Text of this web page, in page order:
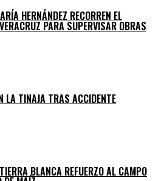
HERNÁNDEZ RECORREN EL
PARA SUPERVISAR OBRAS
LA TINAJA TRAS ACCIDENTE
BLANCA REFUERZO AL CAMPO